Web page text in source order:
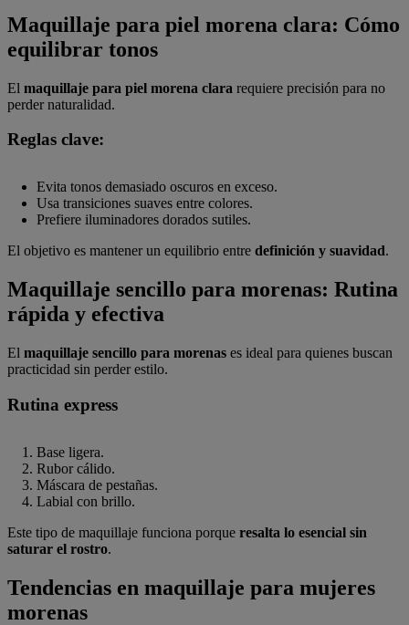
Maquillaje para piel morena clara: Cómo
equilibrar tonos
El maquillaje para piel morena clara requiere precisión para no
perder naturalidad.
Reglas clave:
Evita tonos demasiado oscuros en exceso.
Usa transiciones suaves entre colores.
Prefiere iluminadores dorados sutiles.
El objetivo es mantener un equilibrio entre definición y suavidad.
Maquillaje sencillo para morenas: Rutina
rápida y efectiva
El maquillaje sencillo para morenas es ideal para quienes buscan
practicidad sin perder estilo.
Rutina express
Base ligera.
Rubor cálido.
Máscara de pestañas.
Labial con brillo.
Este tipo de maquillaje funciona porque resalta lo esencial sin
saturar el rostro.
Tendencias en maquillaje para mujeres
morenas